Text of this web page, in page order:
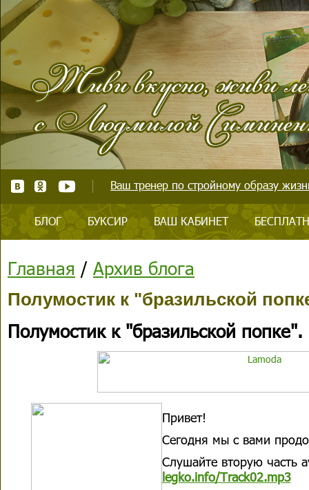
Ваш тренер по стройному образу
БЛОГ БУКСИР ВАШ КАБИНЕТ
Главная / Архив блога
Полумостик к "бразильской
Полумостик к "бразильской попке".
Привет!
Сегодня мы с вами
Слушайте вторую часть
legko.info/Track02.mp3